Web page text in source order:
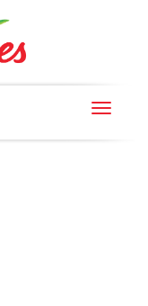
Toggle